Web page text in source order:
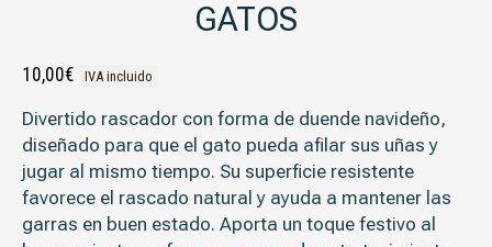
GATOS
10,00€ IVA incluido
Divertido rascador con forma de duende navideño,
diseñado para que el gato pueda afilar sus uñas y
jugar al mismo tiempo. Su superficie resistente
favorece el rascado natural y ayuda a mantener las
garras en buen estado. Aporta un toque festivo al